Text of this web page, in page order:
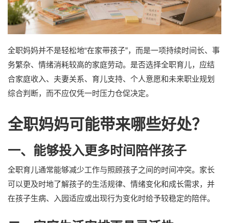
全职妈妈并不是轻松地“在家带孩子”，而是一项持续时间长、事
务繁杂、情绪消耗较高的家庭劳动。是否选择全职育儿，应结
合家庭收入、夫妻关系、育儿支持、个人意愿和未来职业规划
综合判断，而不应仅凭一时压力仓促决定。
全职妈妈可能带来哪些好处？
一、能够投入更多时间陪伴孩子
全职育儿通常能够减少工作与照顾孩子之间的时间冲突。家长
可以更及时地了解孩子的生活规律、情绪变化和成长需求，并
在孩子生病、入园适应或出现行为变化时给予较稳定的陪伴。